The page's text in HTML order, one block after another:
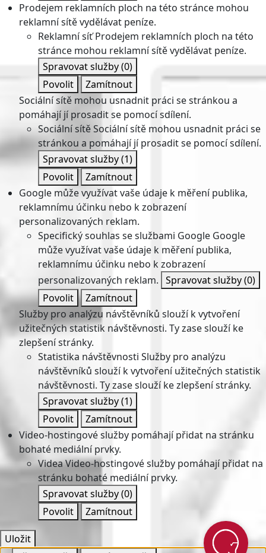
Prodejem reklamních ploch na této stránce mohou
reklamní sítě vydělávat peníze.
Reklamní síť Prodejem reklamních ploch na této
stránce mohou reklamní sítě vydělávat peníze.
Spravovat služby(0)
Povolit
Zamítnout
Sociální sítě mohou usnadnit práci se stránkou a
pomáhají jí prosadit se pomocí sdílení.
Sociální sítěSociální sítě mohou usnadnit práci se
stránkou a pomáhají jí prosadit se pomocí sdílení.
Spravovat služby(1)
Povolit
Zamítnout
Google může využívat vaše údaje k měření publika,
reklamnímu účinku nebo k zobrazení
personalizovaných reklam.
Specifický souhlas se službami Google Google
může využívat vaše údaje k měření publika,
reklamnímu účinku nebo k zobrazení
personalizovaných reklam. Spravovat služby(0)
Povolit
Zamítnout
Služby pro analýzu návštěvníků slouží k vytvoření
užitečných statistik návštěvnosti. Ty zase slouží ke
zlepšení stránky.
Statistika návštěvnosti Služby pro analýzu
návštěvníků slouží k vytvoření užitečných statistik
návštěvnosti. Ty zase slouží ke zlepšení stránky.
Spravovat služby(1)
Povolit
Zamítnout
Video-hostingové služby pomáhají přidat na stránku
bohaté mediální prvky.
VideaVideo-hostingové služby pomáhají přidat na
stránku bohaté mediální prvky.
Spravovat služby(0)
Povolit
Zamítnout
Uložit